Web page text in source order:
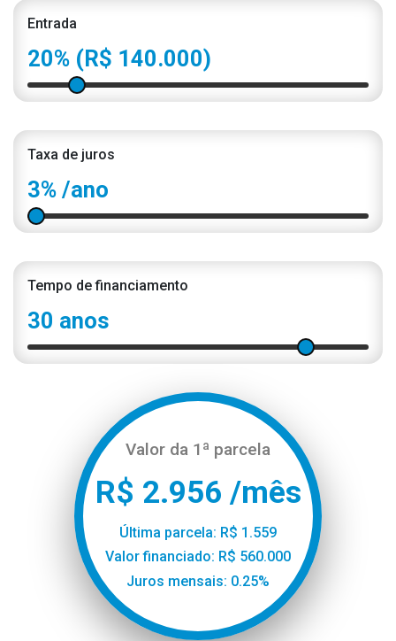
Entrada
20% (R$ 140.000)
Taxa de juros
3% /ano
Tempo de financiamento
30 anos
Valor da 1ª parcela
R$ 2.956 /mês
Última parcela: R$ 1.559
Valor financiado: R$ 560.000
Juros mensais: 0.25%